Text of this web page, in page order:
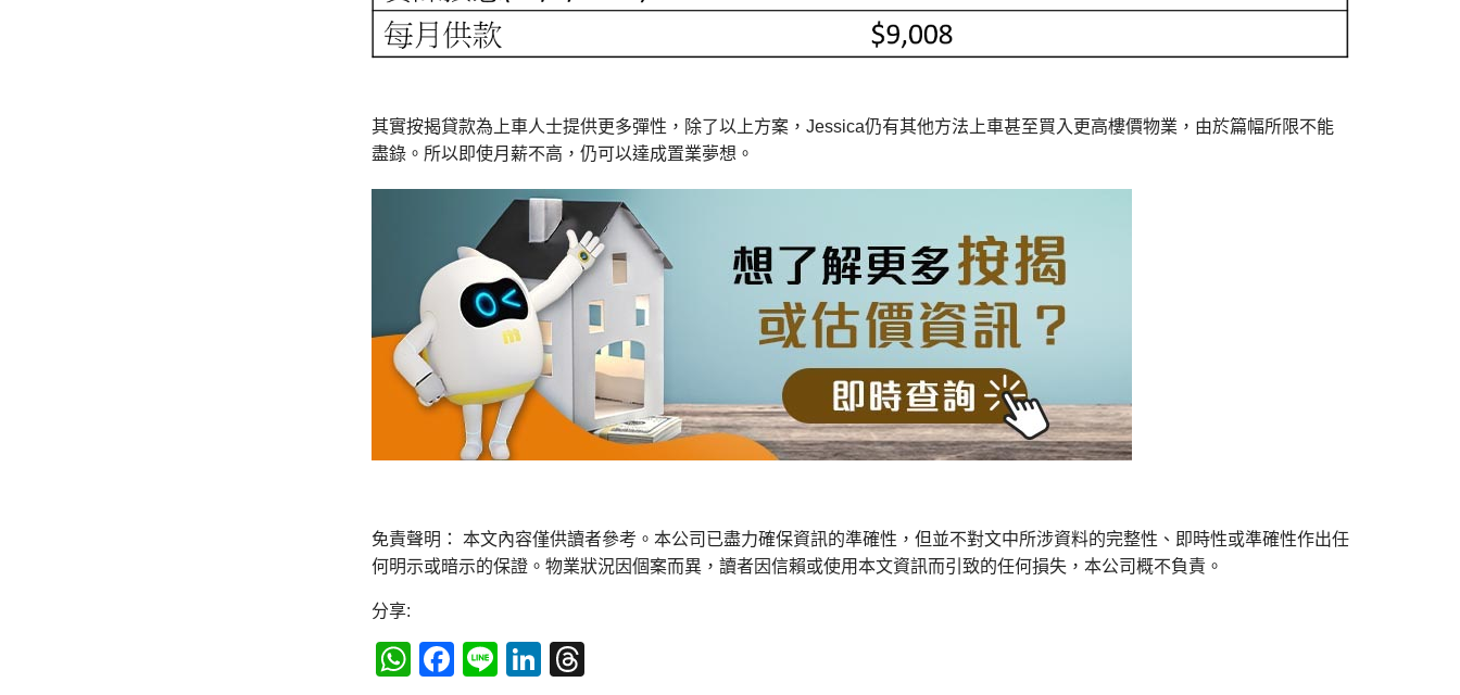
其實按揭貸款為上車人士提供更多彈性，除了以上方案，Jessica仍有其他方法上車甚至買入更高樓價物業，由於篇幅所限不能
盡錄。所以即使月薪不高，仍可以達成置業夢想。
免責聲明： 本文內容僅供讀者參考。本公司已盡力確保資訊的準確性，但並不對文中所涉資料的完整性、即時性或準確性作出任
何明示或暗示的保證。物業狀況因個案而異，讀者因信賴或使用本文資訊而引致的任何損失，本公司概不負責。
分享:
WhatsApp
Facebook
LineLinkedIn